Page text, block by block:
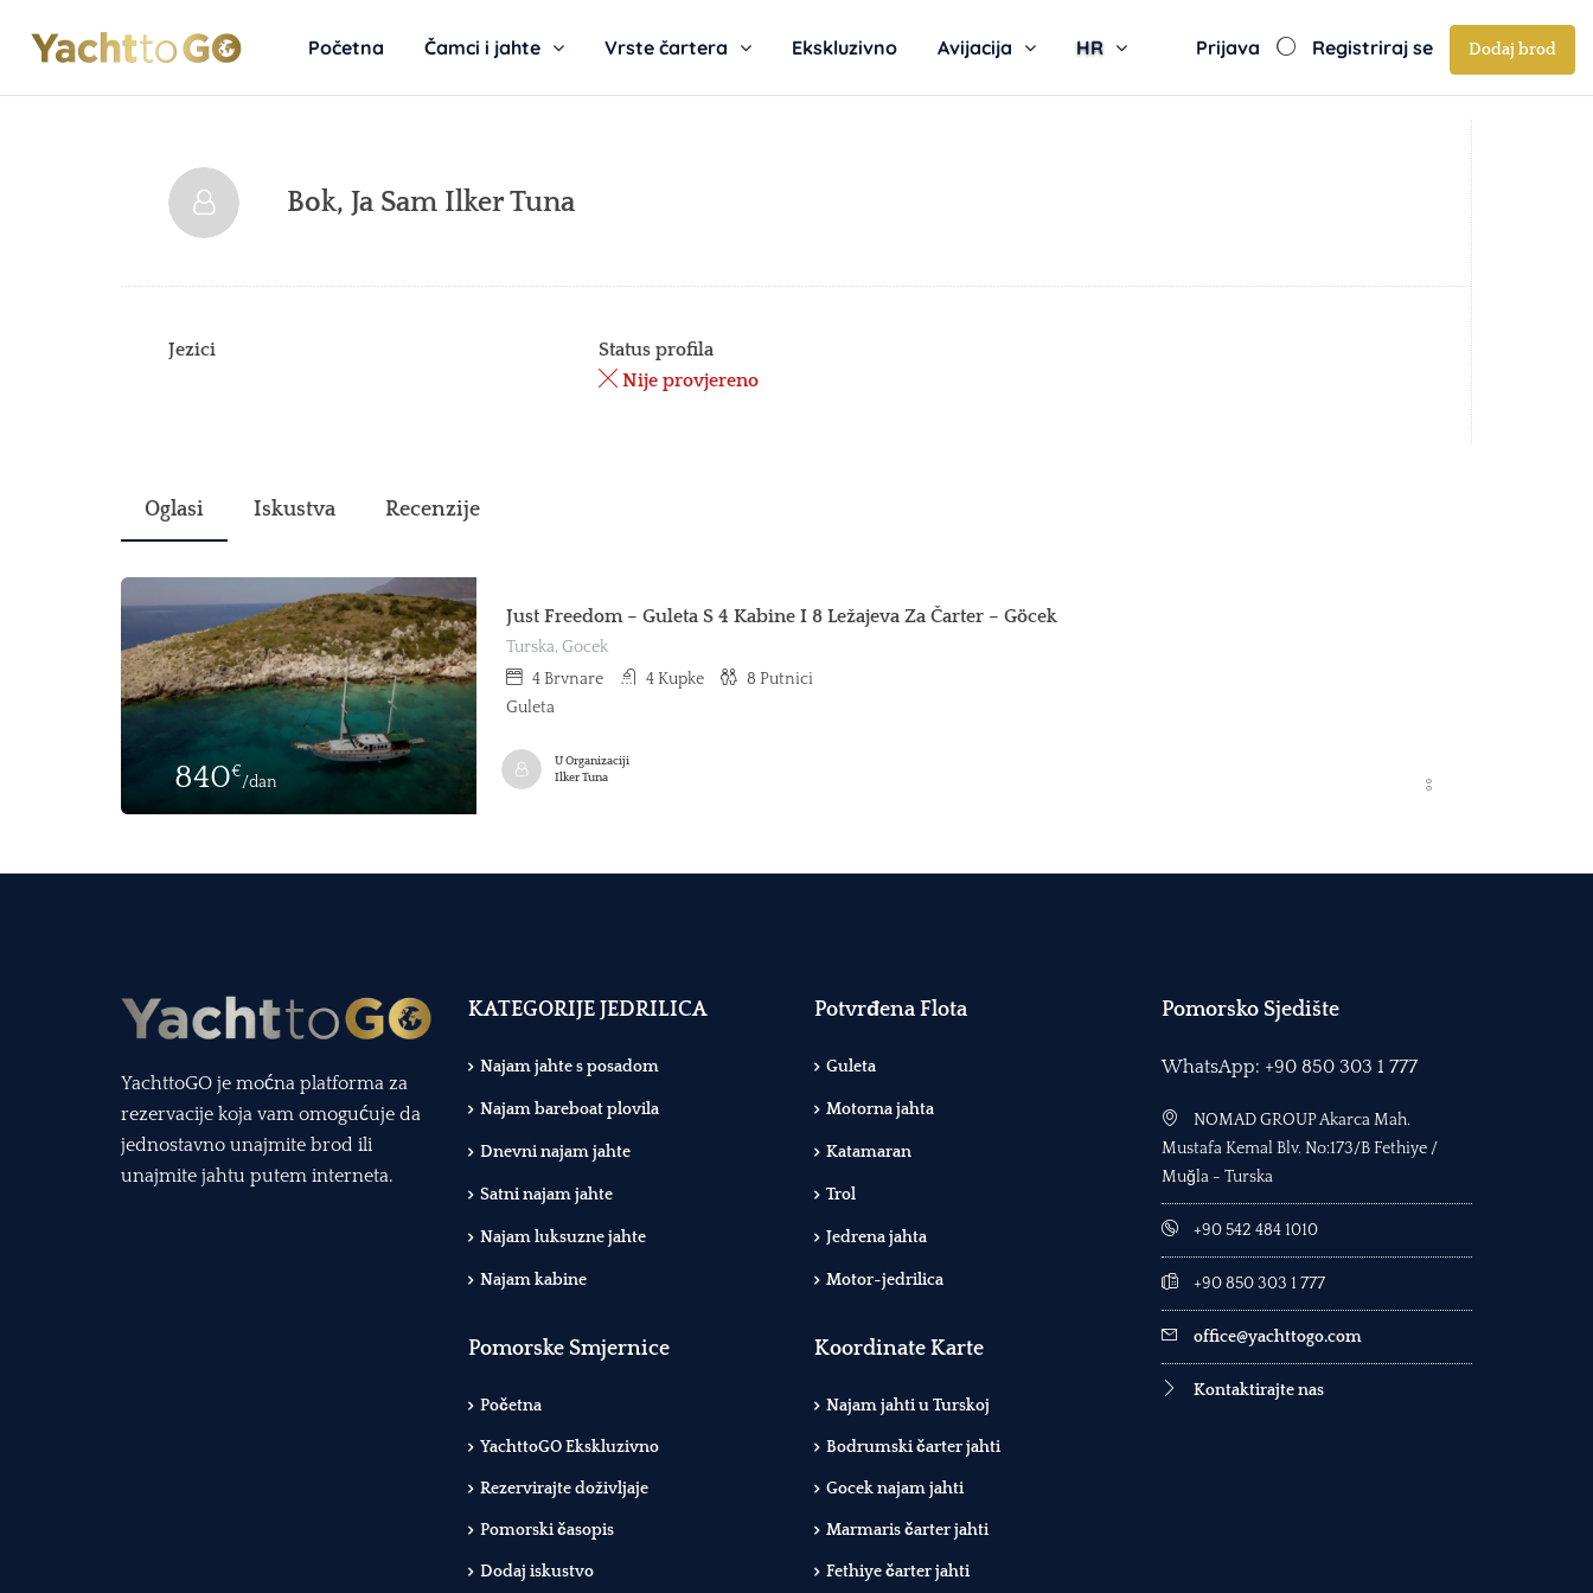
Početna Čamci i jahte Vrste čartera Ekskluzivno Avijacija HR Prijava Registriraj se Dodaj brod
Bok, Ja Sam Ilker Tuna
Jezici
Status profila
Nije provjereno
Oglasi Iskustva Recenzije
840€
/dan
Just Freedom – Guleta S 4 Kabine I 8 Ležajeva Za Čarter – Göcek
Turska, Gocek
4Brvnare 4Kupke 8 Putnici
Guleta
U Organizaciji
Ilker Tuna
YachttoGO je moćna platforma za
rezervacije koja vam omogućuje da
jednostavno unajmite brod ili
unajmite jahtu putem interneta.
KATEGORIJE JEDRILICA
Najam jahte s posadom
Najam bareboat plovila
Dnevni najam jahte
Satni najam jahte
Najam luksuzne jahte
Najam kabine
Pomorske Smjernice
Početna
YachttoGO Ekskluzivno
Rezervirajte doživljaje
Pomorski časopis
Dodaj iskustvo
Potvrđena Flota
Guleta
Motorna jahta
Katamaran
Trol
Jedrena jahta
Motor-jedrilica
Koordinate Karte
Najam jahti u Turskoj
Bodrumski čarter jahti
Gocek najam jahti
Marmaris čarter jahti
Fethiye čarter jahti
Pomorsko Sjedište
WhatsApp: +90 850 303 1 777
NOMAD GROUP Akarca Mah.
Mustafa Kemal Blv. No:173/B Fethiye /
Muğla - Turska
+90 542 484 1010
+90 850 303 1 777
office@yachttogo.com
Kontaktirajte nas